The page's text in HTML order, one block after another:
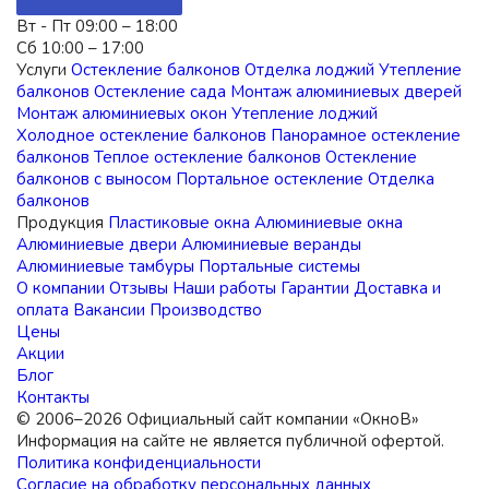
примерно 45°. В этом положении створка
отходит от рамы всего на несколько
миллиметров, образуя узкую щель. Воздух
поступает медленно и равномерно. Удобно в
сильный мороз или когда в комнате маленький
ребенок — нет резкого потока холодного
воздуха. 5. Зимний и летний режим
(регулировка прижима створки)Это не
положение ручки, а настройка фурнитуры. На
торце створки есть эксцентрики (цапфы) —
круглые или овальные элементы. В зависимости
от сезона их можно регулировать: Летний
режим (слабый прижим). Створка прилегает к
раме менее плотно. Уплотнитель меньше
изнашивается, обеспечивается микровентиляция
для поступления свежего воздуха.
Устанавливается в теплое время года. Зимний
режим (сильный прижим). Эксцентрики
повернуты так, что створка притягивается к раме
максимально плотно. Это исключает продувание
и сохраняет тепло зимой. Важно: в этом режиме
нагрузка на уплотнитель выше, поэтому на лето
Вт - Пт 09:00 – 18:00
Сб 10:00 – 17:00
Услуги Остекление балконов Отделка лоджий Утепление
балконов Остекление сада Монтаж алюминиевых дверей
Монтаж алюминиевых окон Утепление лоджий
Холодное остекление балконов Панорамное остекление
балконов Теплое остекление балконов Остекление
балконов с выносом Портальное остекление Отделка
балконов
Продукция Пластиковые окна Алюминиевые окна
Алюминиевые двери Алюминиевые веранды
Алюминиевые тамбуры Портальные системы
О компании Отзывы Наши работы Гарантии Доставка и
оплата Вакансии Производство
Цены
Акции
Блог
Контакты
© 2006–2026 Официальный сайт компании «ОкноВ»
Информация на сайте не является публичной офертой.
Политика конфиденциальности
Согласие на обработку персональных данных